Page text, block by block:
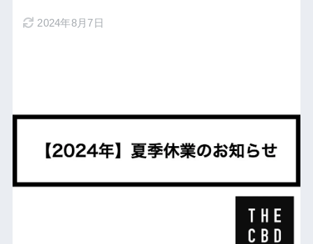
2024年8月7日